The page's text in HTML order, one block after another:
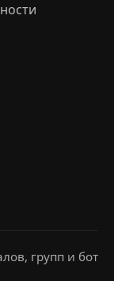
групп и бот